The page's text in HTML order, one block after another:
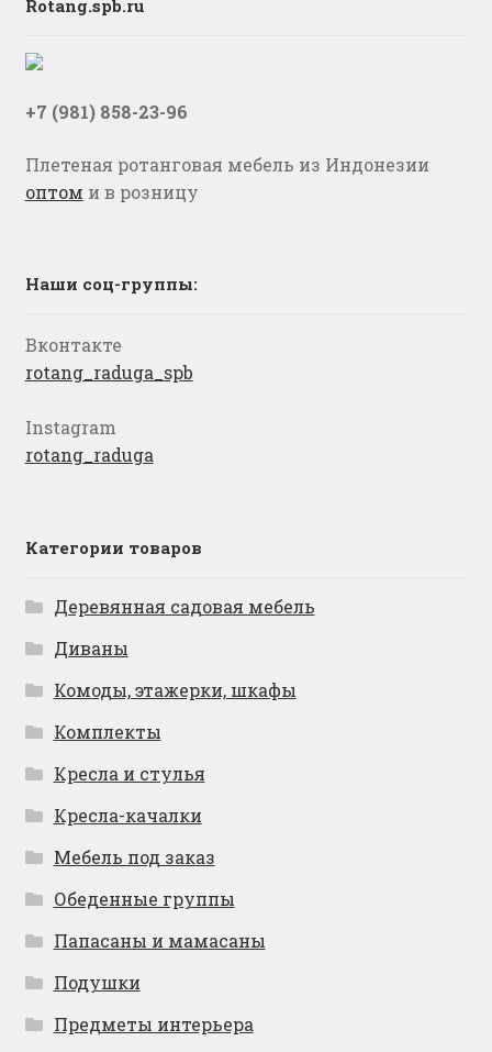
Rotang.spb.ru
+7 (981) 858-23-96
Плетеная ротанговая мебель из Индонезии
оптом и в розницу
Наши соц-группы:
Вконтакте
rotang_raduga_spb
Instagram
rotang_raduga
Категории товаров
Деревянная садовая мебель
Диваны
Комоды, этажерки, шкафы
Комплекты
Кресла и стулья
Кресла-качалки
Мебель под заказ
Обеденные группы
Папасаны и мамасаны
Подушки
Предметы интерьера